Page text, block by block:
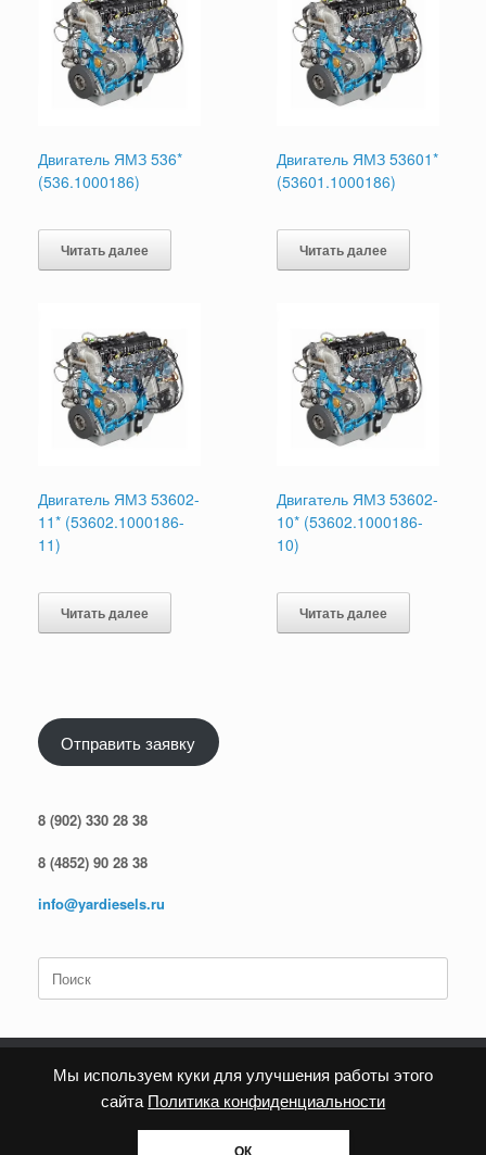
Мы используем куки для улучшения работы этого
сайта Политика конфиденциальности
ОК
Двигатель ЯМЗ 536*
(536.1000186)
Читать далее
Двигатель ЯМЗ 53601*
(53601.1000186)
Читать далее
Двигатель ЯМЗ 53602-
11* (53602.1000186-
11)
Читать далее
Двигатель ЯМЗ 53602-
10* (53602.1000186-
10)
Читать далее
Отправить заявку
8 (902) 330 28 38
8 (4852) 90 28 38
info@yardiesels.ru
по:
Политика конфиденциальности